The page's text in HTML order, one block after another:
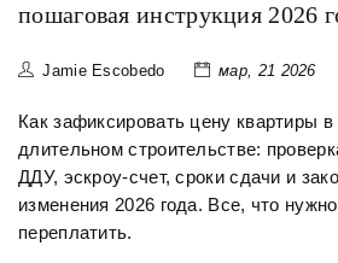
пошаговая инструкция 2026
Jamie Escobedo мар, 21 2026
Как зафиксировать цену квартиры в
длительном строительстве:
ДДУ, эскроу-счет, сроки сдачи и
изменения 2026 года. Все, что
переплатить.